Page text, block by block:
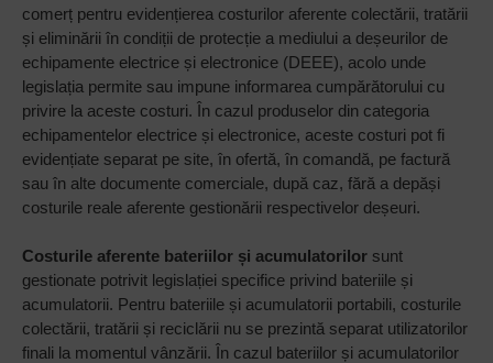
comerț pentru evidențierea costurilor aferente colectării, tratării
și eliminării în condiții de protecție a mediului a deșeurilor de
echipamente electrice și electronice (DEEE), acolo unde
legislația permite sau impune informarea cumpărătorului cu
privire la aceste costuri. În cazul produselor din categoria
echipamentelor electrice și electronice, aceste costuri pot fi
evidențiate separat pe site, în ofertă, în comandă, pe factură
sau în alte documente comerciale, după caz, fără a depăși
costurile reale aferente gestionării respectivelor deșeuri.
Costurile aferente bateriilor și acumulatorilor sunt
gestionate potrivit legislației specifice privind bateriile și
acumulatorii. Pentru bateriile și acumulatorii portabili, costurile
colectării, tratării și reciclării nu se prezintă separat utilizatorilor
finali la momentul vânzării. În cazul bateriilor și acumulatorilor